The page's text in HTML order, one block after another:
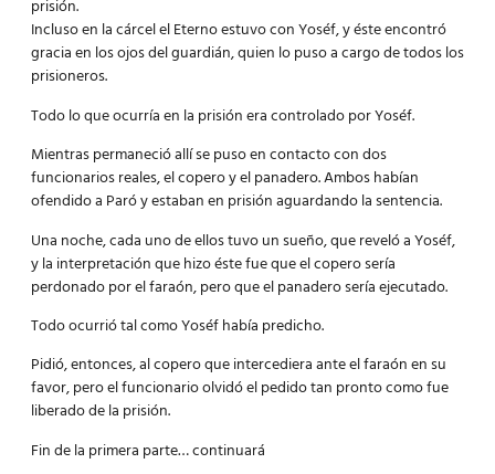
prisión.
Incluso en la cárcel el Eterno estuvo con Yoséf, y éste encontró
gracia en los ojos del guardián, quien lo puso a cargo de todos los
prisioneros.
Todo lo que ocurría en la prisión era controlado por Yoséf.
Mientras permaneció allí se puso en contacto con dos
funcionarios reales, el copero y el panadero. Ambos habían
ofendido a Paró y estaban en prisión aguardando la sentencia.
Una noche, cada uno de ellos tuvo un sueño, que reveló a Yoséf,
y la interpretación que hizo éste fue que el copero sería
perdonado por el faraón, pero que el panadero sería ejecutado.
Todo ocurrió tal como Yoséf había predicho.
Pidió, entonces, al copero que intercediera ante el faraón en su
favor, pero el funcionario olvidó el pedido tan pronto como fue
liberado de la prisión.
Fin de la primera parte…continuará